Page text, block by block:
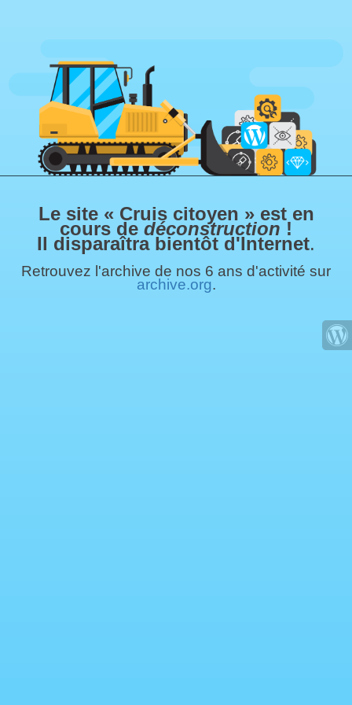
Le site « Cruis citoyen » est en
cours de déconstruction !
Il disparaîtra bientôt d'Internet.
Retrouvez l'archive de nos 6 ans d'activité sur
archive.org.